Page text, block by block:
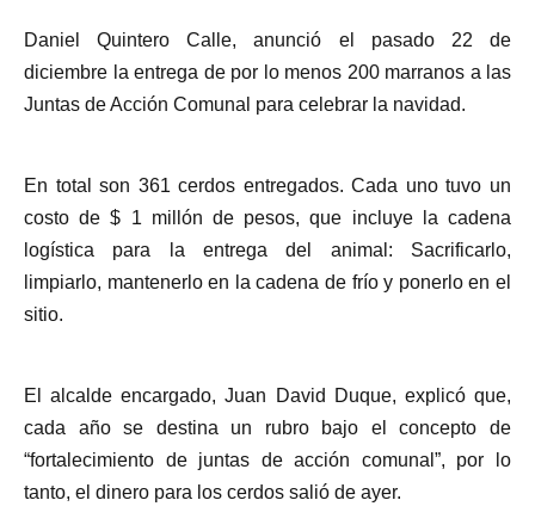
Daniel Quintero Calle, anunció el pasado 22 de
diciembre la entrega de por lo menos 200 marranos a las
Juntas de Acción Comunal para celebrar la navidad.
En total son 361 cerdos entregados. Cada uno tuvo un
costo de $ 1 millón de pesos, que incluye la cadena
logística para la entrega del animal: Sacrificarlo,
limpiarlo, mantenerlo en la cadena de frío y ponerlo en el
sitio.
El alcalde encargado, Juan David Duque, explicó que,
cada año se destina un rubro bajo el concepto de
“fortalecimiento de juntas de acción comunal”, por lo
tanto, el dinero para los cerdos salió de ayer.